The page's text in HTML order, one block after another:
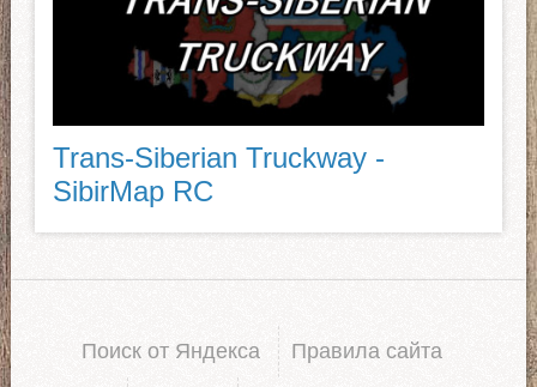
Trans-Siberian Truckway -
SibirMap RC
Поиск от Яндекса Правила сайта